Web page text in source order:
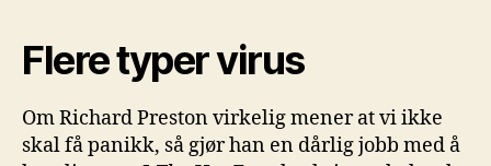
Flere typer virus
Om Richard Preston virkelig mener at vi ikke
skal få panikk, så gjør han en dårlig jobb med å